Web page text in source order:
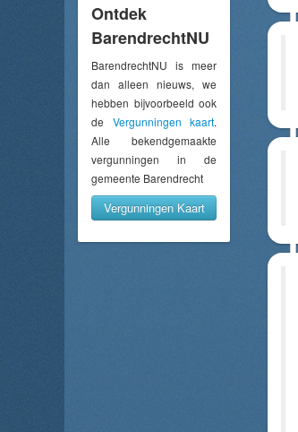
Ontdek
BarendrechtNU
BarendrechtNU is meer
dan alleen nieuws, we
hebben bijvoorbeeld ook
de Vergunningen kaart.
Alle bekendgemaakte
vergunningen in de
gemeente Barendrecht
Vergunningen Kaart